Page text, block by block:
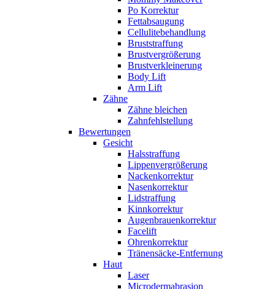
Po Korrektur
Fettabsaugung
Cellulitebehandlung
Bruststraffung
Brustvergrößerung
Brustverkleinerung
Body Lift
Arm Lift
Zähne
Zähne bleichen
Zahnfehlstellung
Bewertungen
Gesicht
Halsstraffung
Lippenvergrößerung
Nackenkorrektur
Nasenkorrektur
Lidstraffung
Kinnkorrektur
Augenbrauenkorrektur
Facelift
Ohrenkorrektur
Tränensäcke-Entfernung
Haut
Laser
Microdermabrasion